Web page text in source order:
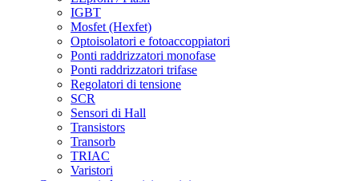
IGBT
Mosfet (Hexfet)
Optoisolatori e fotoaccoppiatori
Ponti raddrizzatori monofase
Ponti raddrizzatori trifase
Regolatori di tensione
SCR
Sensori di Hall
Transistors
Transorb
TRIAC
Varistori